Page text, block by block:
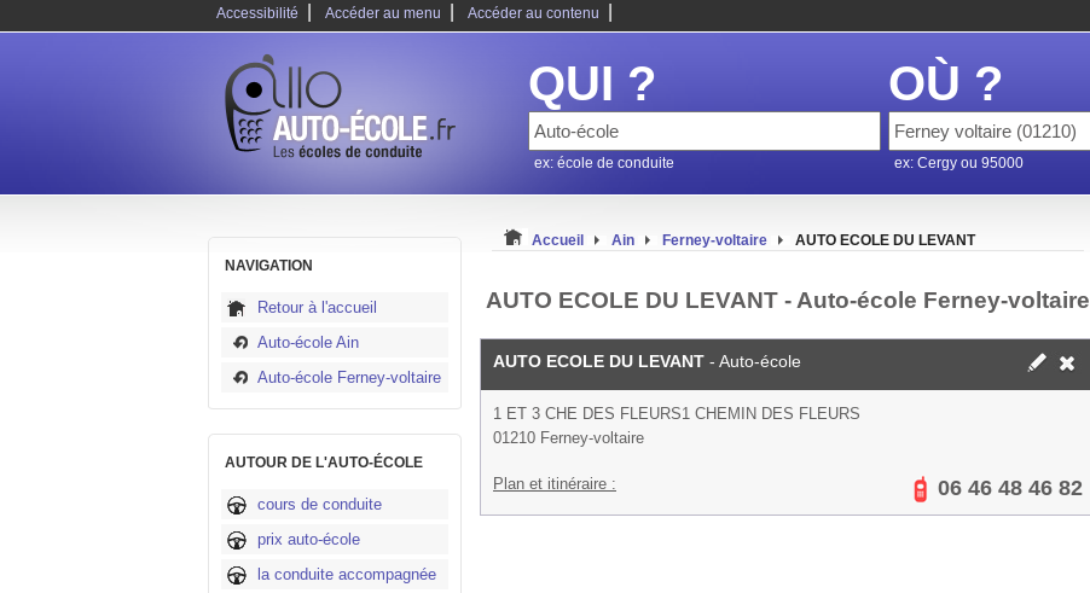
Accessibilité Accéder au menu Accéder au contenu
QUI ?
ex: école de conduite
OÙ ?
ex: Cergy ou 95000
NAVIGATION
Retour à l'accueil
Auto-école Ain
Auto-école Ferney-voltaire
AUTOUR DE L'AUTO-ÉCOLE
cours de conduite
prix auto-école
la conduite accompagnée
Accueil Ain Ferney-voltaire AUTO ECOLE DU LEVANT
AUTO ECOLE DU LEVANT - Auto-école Ferney-voltaire
AUTO ECOLE DU LEVANT - Auto-école
1 ET 3 CHE DES FLEURS1 CHEMIN DES FLEURS
01210 Ferney-voltaire
Plan et itinéraire : 06 46 48 46 82